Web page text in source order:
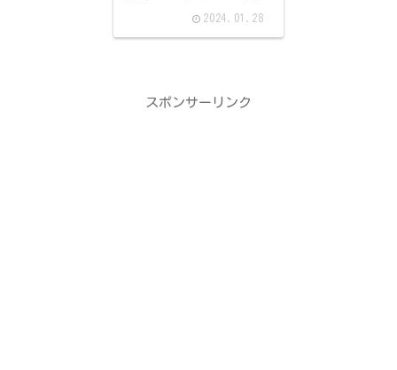
2024.01.28
スポンサーリンク